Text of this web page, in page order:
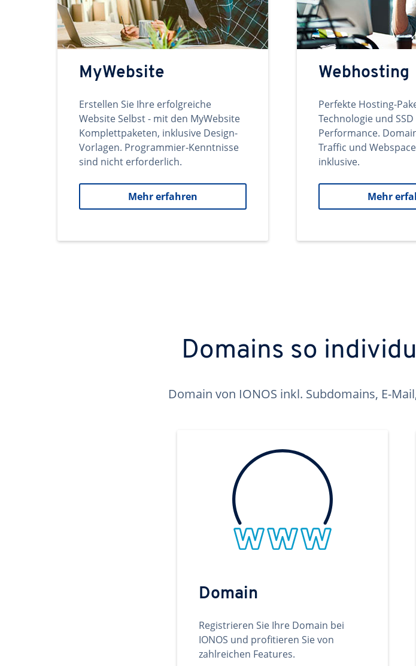
MyWebsite
Erstellen Sie Ihre erfolgreiche
Website Selbst - mit den MyWebsite
Komplettpaketen, inklusive Design-
Vorlagen. Programmier-Kenntnisse
sind nicht erforderlich.
Mehr erfahren
Webhosting
Perfekte Hosting-
Technologie und
Performance.
Traffic und
inklusive.
Mehr
Domains so
Domain von IONOS inkl. Subdomains, E-
Domain
Registrieren Sie Ihre Domain bei
IONOS und profitieren Sie von
zahlreichen Features.